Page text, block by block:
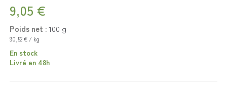
9,05 €
Poids net : 100 g
90,52 € / kg
En stock
Livré en 48h